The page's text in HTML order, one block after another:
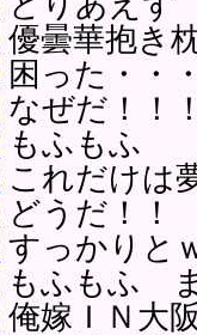
優曇華抱き
困った・・
なぜだ！！
もふもふ
これだけは
どうだ！！
すっかりと
もふもふ
俺嫁ＩＮ大